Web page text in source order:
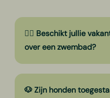
🏊‍♂ Beschikt jullie
over een zwembad?
🐶 Zijn honden